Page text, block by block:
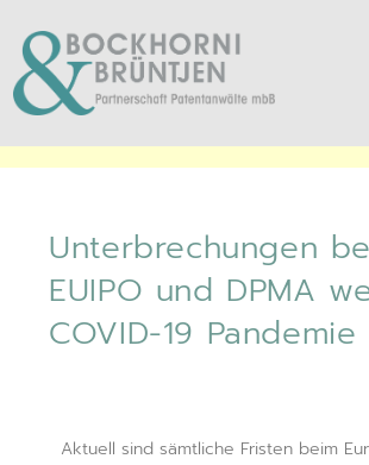
EPA, EUIPO und
wegen COVID-19
Unterbrechungen
EUIPO und DPMA
COVID-19 Pandemie
Aktuell sind sämtliche Fristen beim